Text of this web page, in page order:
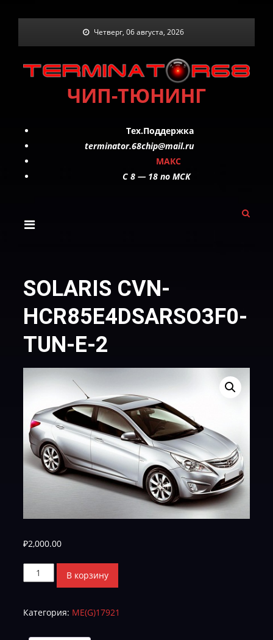
Четверг, 06 августа, 2026
ЧИП-ТЮНИНГ
Тех.Поддержка
terminator.68chip@mail.ru
МАКС
C 8 — 18 по МСК
SOLARIS CVN-
HCR85E4DSARSO3F0-
TUN-E-2
₽2,000.00
Количество
товара
CVN-
В корзину
Категория: МE(G)17921